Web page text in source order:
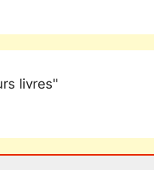
livres"